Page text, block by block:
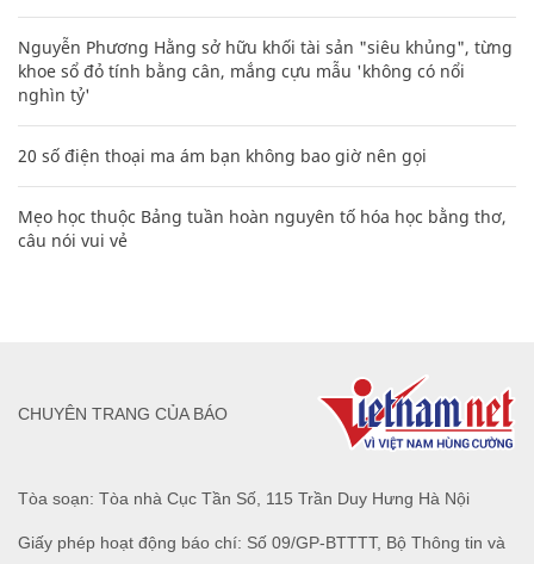
Nguyễn Phương Hằng sở hữu khối tài sản "siêu khủng", từng
khoe sổ đỏ tính bằng cân, mắng cựu mẫu 'không có nổi
nghìn tỷ'
20 số điện thoại ma ám bạn không bao giờ nên gọi
Mẹo học thuộc Bảng tuần hoàn nguyên tố hóa học bằng thơ,
câu nói vui vẻ
Tòa soạn: Tòa nhà Cục Tần Số, 115 Trần Duy Hưng Hà Nội
Giấy phép hoạt động báo chí: Số 09/GP-BTTTT, Bộ Thông tin và
CHUYÊN TRANG CỦA BÁO